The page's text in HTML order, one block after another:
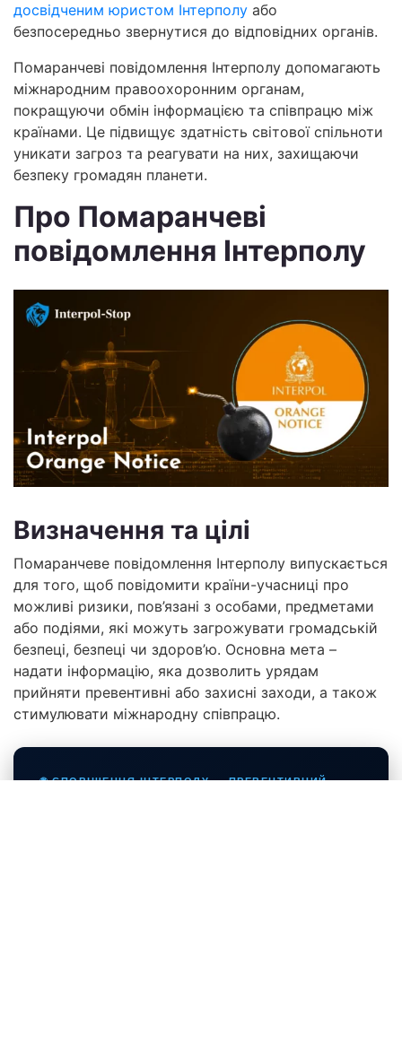
досвідченим юристом Інтерполу або
безпосередньо звернутися до відповідних органів.
Помаранчеві повідомлення Інтерполу допомагають
міжнародним правоохоронним органам,
покращуючи обмін інформацією та співпрацю між
країнами. Це підвищує здатність світової спільноти
уникати загроз та реагувати на них, захищаючи
безпеку громадян планети.
Про Помаранчеві
повідомлення Інтерполу
Визначення та цілі
Помаранчеве повідомлення Інтерполу випускається
для того, щоб повідомити країни-учасниці про
можливі ризики, пов’язані з особами, предметами
або подіями, які можуть загрожувати громадській
безпеці, безпеці чи здоров’ю. Основна мета –
надати інформацію, яка дозволить урядам
прийняти превентивні або захисні заходи, а також
стимулювати міжнародну співпрацю.
🌐 СПОВІЩЕННЯ ІНТЕРПОЛУ — ПРЕВЕНТИВНИЙ